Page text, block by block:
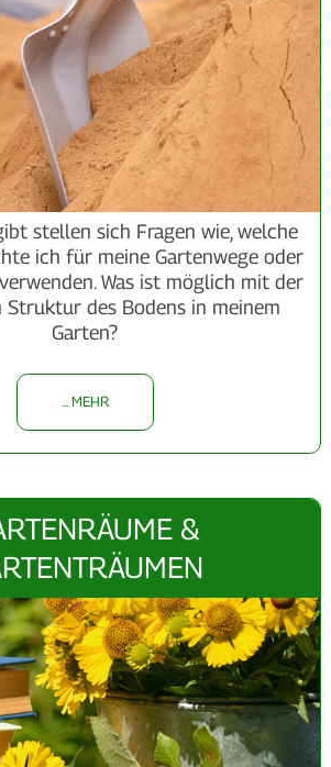
stellen sich Fragen wie, welche
ich für meine Gartenwege oder
Was ist möglich mit der
Struktur des Bodens in meinem
Garten?
... MEHR
&